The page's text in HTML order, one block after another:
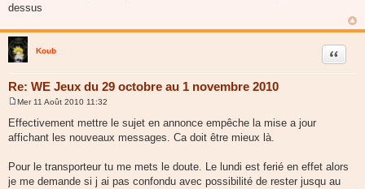
dessus
Koub
Re: WE Jeux du 29 octobre au 1 novembre 2010
Citer
e
s
s
e
Mer 11 Août 2010 11:32
Effectivement mettre le sujet en annonce empêche la mise a jour
affichant les nouveaux messages. Ca doit être mieux là.
Pour le transporteur tu me mets le doute. Le lundi est ferié en effet alors
je me demande si j ai pas confondu avec possibilité de rester jusqu au